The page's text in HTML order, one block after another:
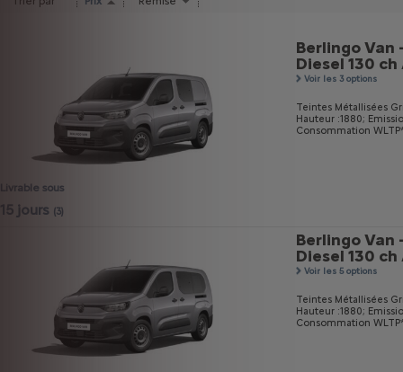
Livrable sous
15 jours (3)
Berlingo Van
Diesel 130
Voir les 3 options
Teintes Métallisées
Hauteur :1880;
Consommation
Berlingo Van
Diesel 130
Voir les 5 options
Teintes Métallisées
Hauteur :1880;
Consommation